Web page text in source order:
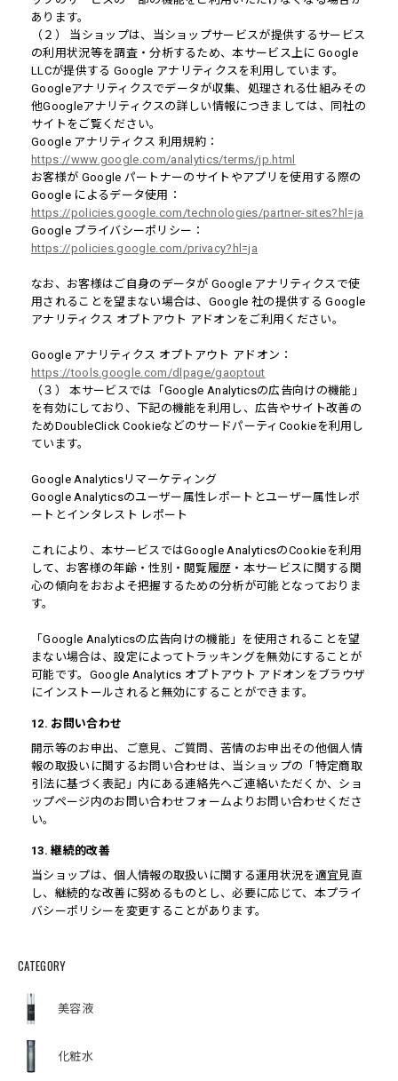
CATEGORY
美容液
化粧水
あります。
（２） 当ショップは、当ショップサービスが提供するサービス
の利用状況等を調査・分析するため、本サービス上に Google
LLCが提供する Google アナリティクスを利用しています。
Googleアナリティクスでデータが収集、処理される仕組みその
他Googleアナリティクスの詳しい情報につきましては、同社の
サイトをご覧ください。
Google アナリティクス 利用規約：
https://www.google.com/analytics/terms/jp.html
お客様が Google パートナーのサイトやアプリを使用する際の
Google によるデータ使用：
https://policies.google.com/technologies/partner-sites?hl=ja
Google プライバシーポリシー：
https://policies.google.com/privacy?hl=ja
なお、お客様はご自身のデータが Google アナリティクスで使
用されることを望まない場合は、Google 社の提供する Google
アナリティクス オプトアウト アドオンをご利用ください。
Google アナリティクス オプトアウト アドオン：
https://tools.google.com/dlpage/gaoptout
（３） 本サービスでは「Google Analyticsの広告向けの機能」
を有効にしており、下記の機能を利用し、広告やサイト改善の
ためDoubleClick CookieなどのサードパーティCookieを利用し
ています。
Google Analyticsリマーケティング
Google Analyticsのユーザー属性レポートとユーザー属性レポ
ートとインタレスト レポート
これにより、本サービスではGoogle AnalyticsのCookieを利用
して、お客様の年齢・性別・閲覧履歴・本サービスに関する関
心の傾向をおおよそ把握するための分析が可能となっておりま
す。
「Google Analyticsの広告向けの機能」を使用されることを望
まない場合は、設定によってトラッキングを無効にすることが
可能です。Google Analytics オプトアウト アドオンをブラウザ
にインストールされると無効にすることができます。
12. お問い合わせ
開示等のお申出、ご意見、ご質問、苦情のお申出その他個人情
報の取扱いに関するお問い合わせは、当ショップの「特定商取
引法に基づく表記」内にある連絡先へご連絡いただくか、ショ
ップページ内のお問い合わせフォームよりお問い合わせくださ
い。
13. 継続的改善
当ショップは、個人情報の取扱いに関する運用状況を適宜見直
し、継続的な改善に努めるものとし、必要に応じて、本プライ
バシーポリシーを変更することがあります。